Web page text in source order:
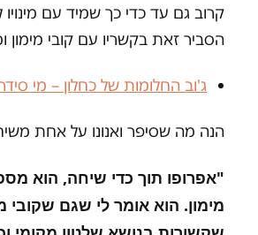
קרוב גם עד כדי כך שמיד עם
הסביר זאת בקשריו עם קובי מימון
ג'וב החלומות של כחלון – מי סידר לכחלון
הנה מה שסיפר ואנונו על אחת
"אפרופו תוך כדי שיחה, הוא
מימון. הוא אומר לי שגם